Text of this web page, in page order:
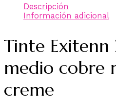
Descripción
Información adicional
Tinte Exitenn
medio cobre
creme